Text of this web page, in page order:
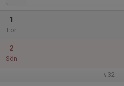
1
Lör
2
Sön
v.32